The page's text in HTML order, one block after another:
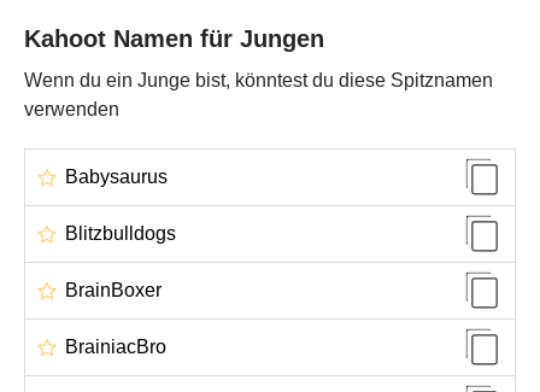
Kahoot Namen für Jungen
Wenn du ein Junge bist, könntest du diese Spitznamen
verwenden
Babysaurus
Blitzbulldogs
BrainBoxer
BrainiacBro